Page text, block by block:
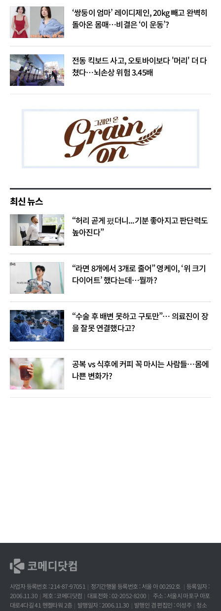
‘쌍둥이 엄마’ 레이디제인, 20kg 빼고 완벽히
돌아온 몸매…비결은 ‘이 운동’?
전동 킥보드 사고, 오토바이보다 '머리' 더 다
쳤다…뇌손상 위험 3.45배
최신 뉴스
“허리 곧게 폈더니...기분 좋아지고 판단력도
높아진다”
“라면 8개에서 3개로 줄어” 영케이, ‘위 크기
다이어트’ 했다는데…뭘까?
“수술 후 배변 못하고 구토만”… 의료진이 장
을 잘못 연결했다고?
공복 vs 식후에 커피 꼭 마시는 사람들…몸에
나쁜 변화가?
사업자 등록번호 : 214-87-97051 정기간행물 등록번호 : 서울 아 00292호
등록일자 :
2006.11.30
제호 : 코메디닷컴 대표전화 : 02-2052-8200
주소 : 서울시 마포구 마포
대로4다길 41 헨켈타워 2층
발행일자 : 2006.11.30 발행인 겸 편집인 : 이성주
청소